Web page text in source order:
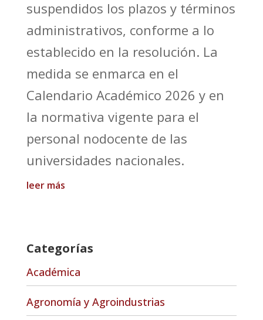
suspendidos los plazos y términos
administrativos, conforme a lo
establecido en la resolución. La
medida se enmarca en el
Calendario Académico 2026 y en
la normativa vigente para el
personal nodocente de las
universidades nacionales.
leer más
Categorías
Académica
Agronomía y Agroindustrias